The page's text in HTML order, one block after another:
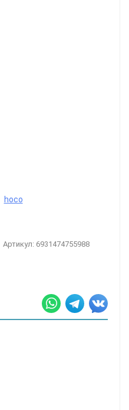
hoco
Артикул: 6931474755988